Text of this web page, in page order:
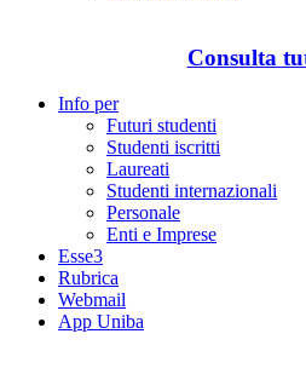
Consulta
Info per
Futuri studenti
Studenti iscritti
Laureati
Studenti internazionali
Personale
Enti e Imprese
Esse3
Rubrica
Webmail
App Uniba